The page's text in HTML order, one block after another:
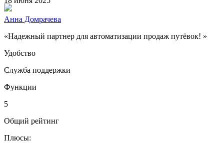
Анна Домрачева
«Надежный партнер для автоматизации продаж путёвок! »
Удобство
Служба поддержки
Функции
5
Общий рейтинг
Плюсы: